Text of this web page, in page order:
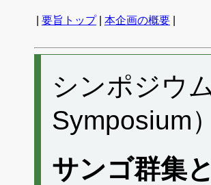
要旨トップ| 本企画の概要
シンポジウ
Symposium）
サンゴ群集